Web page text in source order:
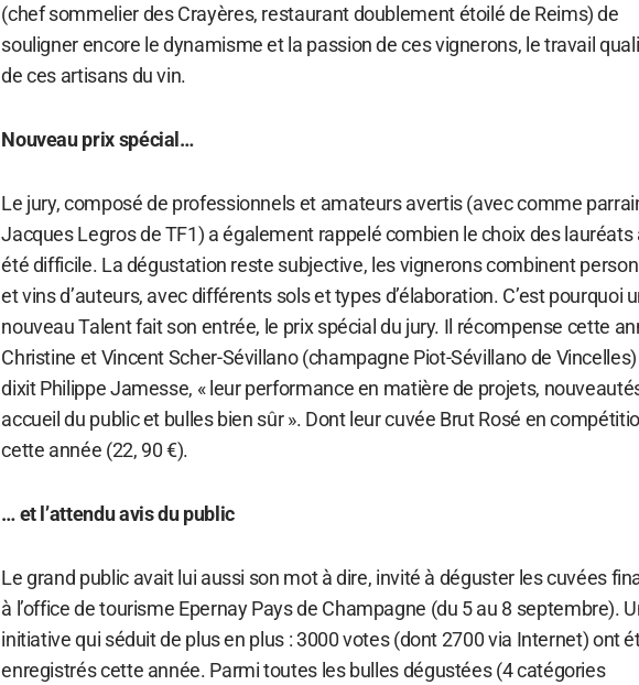
(chef sommelier des Crayères, restaurant doublement étoilé de Reims) de
souligner encore le dynamisme et la passion de ces vignerons, le travail
de ces artisans du vin.
Nouveau prix spécial…
Le jury, composé de professionnels et amateurs avertis (avec comme
Jacques Legros de TF1) a également rappelé combien le choix des lauréats
été difficile. La dégustation reste subjective, les vignerons combinent
et vins d’auteurs, avec différents sols et types d’élaboration. C’est pourquoi
nouveau Talent fait son entrée, le prix spécial du jury. Il récompense cette
Christine et Vincent Scher-Sévillano (champagne Piot-Sévillano de Vincelles)
dixit Philippe Jamesse, « leur performance en matière de projets,
accueil du public et bulles bien sûr ». Dont leur cuvée Brut Rosé en
cette année (22, 90 €).
… et l’attendu avis du public
Le grand public avait lui aussi son mot à dire, invité à déguster les cuvées
à l’office de tourisme Epernay Pays de Champagne (du 5 au 8 septembre).
initiative qui séduit de plus en plus : 3000 votes (dont 2700 via Internet) ont
enregistrés cette année. Parmi toutes les bulles dégustées (4 catégories